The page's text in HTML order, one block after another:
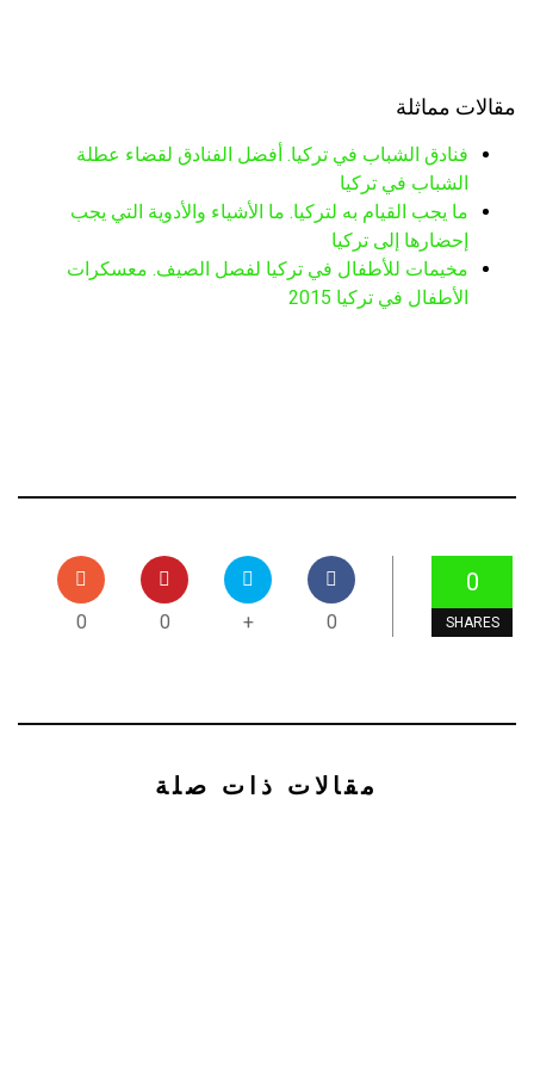
مقالات مماثلة
فنادق الشباب في تركيا. أفضل الفنادق لقضاء عطلة
الشباب في تركيا
ما يجب القيام به لتركيا. ما الأشياء والأدوية التي يجب
إحضارها إلى تركيا
مخيمات للأطفال في تركيا لفصل الصيف. معسكرات
الأطفال في تركيا 2015
0
SHARES
0
+
0
0
مقالات ذات صلة